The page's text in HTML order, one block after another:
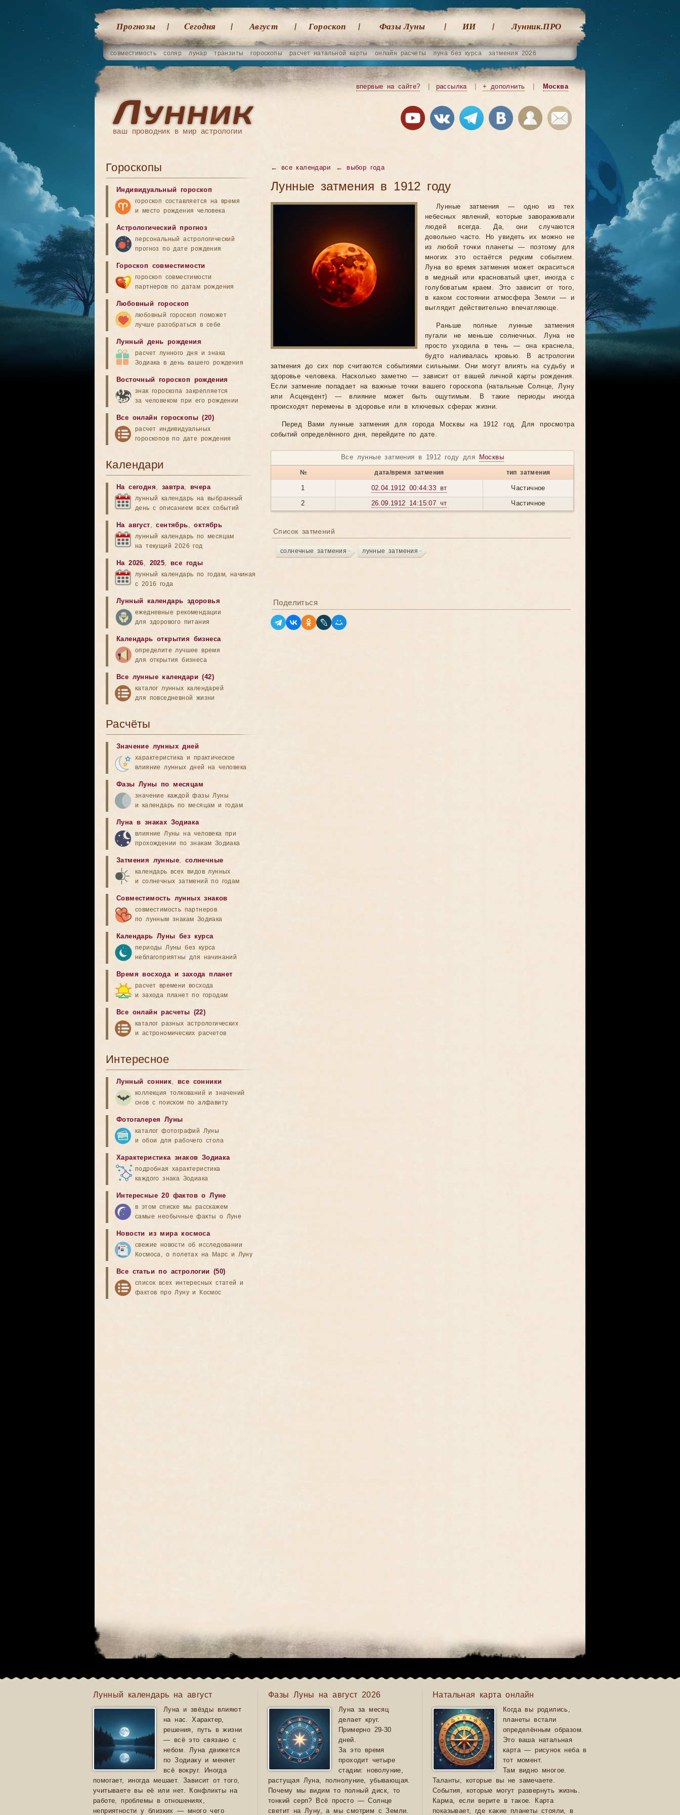
Прогнозы Cегодня Август Гороскоп Фазы Луны ИИ Лунник.ПРО
совместимость соляр лунар транзиты гороскопы расчет натальной карты онлайн расчеты луна без курса затмения 2026
ваш проводник в мир астрологии
впервые на сайте? рассылка + дополнить Москва
← все календари ←выбор года
Лунные затмения в 1912 году
Лунные затмения — одно из тех
небесных явлений, которые завораживали
людей всегда. Да, они случаются
довольно часто. Но увидеть их можно не
из любой точки планеты — поэтому для
многих это остаётся редким событием.
Луна во время затмения может окраситься
в медный или красноватый цвет, иногда с
голубоватым краем. Это зависит от того,
в каком состоянии атмосфера Земли — и
выглядит действительно впечатляюще.
Раньше полные лунные затмения
пугали не меньше солнечных. Луна не
просто уходила в тень — она краснела,
будто наливалась кровью. В астрологии
затмения до сих пор считаются событиями сильными. Они могут влиять на судьбу и
здоровье человека. Насколько заметно — зависит от вашей личной карты рождения.
Если затмение попадает на важные точки вашего гороскопа (натальные Солнце, Луну
или Асцендент) — влияние может быть ощутимым. В такие периоды иногда
происходят перемены в здоровье или в ключевых сферах жизни.
Перед Вами лунные затмения для города Москвы на 1912 год. Для просмотра
событий определённого дня, перейдите по дате.
Все лунные затмения в 1912 году для Москвы
№ дата/время затмения тип затмения
1 02.04.1912 00:44:33 вт
Частичное
2
26.09.1912 14:15:07 чт Частичное
Список затмений
солнечные затмения лунные затмения
Поделиться
Гороскопы
Индивидуальный гороскоп
гороскоп составляется на время
и место рождения человека
Астрологический прогноз
персональный астрологический
прогноз по дате рождения
Гороскоп совместимости
гороскоп совместимости
партнеров по датам рождения
Любовный гороскоп
любовный гороскоп поможет
лучше разобраться в себе
Лунный день рождения
расчет лунного дня и знака
Зодиака в день вашего рождения
Восточный гороскоп рождения
знак гороскопа закрепляется
за человеком при его рождении
Все онлайн гороскопы (20)
расчет индивидуальных
гороскопов по дате рождения
Календари
На сегодня, завтра,вчера
лунный календарь на выбранный
день с описанием всех событий
На август,сентябрь,октябрь
лунный календарь по месяцам
на текущий 2026 год
На 2026, 2025,все годы
лунный календарь по годам, начиная
с 2016 года
Лунный календарь здоровья
ежедневные рекомендации
для здорового питания
Календарь открытия бизнеса
определите лучшее время
для открытия бизнеса
Все лунные календари (42)
каталог лунных календарей
для повседневной жизни
Расчёты
Значение лунных дней
характеристика и практическое
влияние лунных дней на человека
Фазы Луны по месяцам
значение каждой фазы Луны
и календарь по месяцам и годам
Луна в знаках Зодиака
влияние Луны на человека при
прохождении по знакам Зодиака
Затмения лунные, солнечные
календарь всех видов лунных
и солнечных затмений по годам
Совместимость лунных знаков
совместимость партнеров
по лунным знакам Зодиака
Календарь Луны без курса
периоды Луны без курса
неблагоприятны для начинаний
Время восхода и захода планет
расчет времени восхода
и захода планет по городам
Все онлайн расчеты (22)
каталог разных астрологических
и астрономических расчетов
Интересное
Лунный сонник, все сонники
коллекция толкований и значений
снов с поиском по алфавиту
Фотогалерея Луны
каталог фотографий Луны
и обои для рабочего стола
Характеристика знаков Зодиака
подробная характеристика
каждого знака Зодиака
Интересные 20 фактов о Луне
в этом списке мы расскажем
самые необычные факты о Луне
Новости из мира космоса
свежие новости об исследовании
Космоса, о полетах на Марс и Луну
Все статьи по астрологии (50)
список всех интересных статей и
фактов про Луну и Космос
Лунный календарь на август
Луна и звёзды влияют
на нас. Характер,
решения, путь в жизни
— всё это связано с
небом. Луна движется
по Зодиаку и меняет
всё вокруг. Иногда
помогает, иногда мешает. Зависит от того,
учитываете вы её или нет. Конфликты на
работе, проблемы в отношениях,
неприятности у близких — много чего
Фазы Луны на август 2026
Луна за месяц
делает круг.
Примерно 29-30
дней.
За это время
проходит четыре
стадии: новолуние,
растущая Луна, полнолуние, убывающая.
Почему мы видим то полный диск, то
тонкий серп? Всё просто — Солнце
светит на Луну, а мы смотрим с Земли.
Натальная карта онлайн
Когда вы родились,
планеты встали
определённым образом.
Это ваша натальная
карта — рисунок неба в
тот момент.
Там видно многое.
Таланты, которые вы не замечаете.
События, которые могут развернуть жизнь.
Карма, если верите в такое. Карта
показывает, где какие планеты стояли, в